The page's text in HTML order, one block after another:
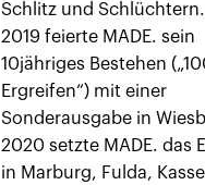
Schlitz und Schlüchtern.
2019 feierte MADE. sein
10jähriges Bestehen
Ergreifen“) mit einer
Sonderausgabe in
2020 setzte MADE. das
in Marburg, Fulda,